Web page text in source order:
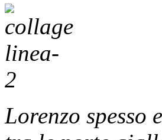
Lorenzo